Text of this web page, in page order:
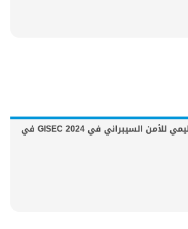
مشاركة المركز العربي الإقليمي للأمن السيبراني في GISEC 2024 في